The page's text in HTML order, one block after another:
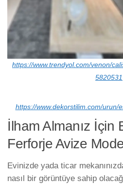
https://www.trendyol.com/venon/
5820531
https://www.dekorstilim.com/urun/
İlham Almanız İçin
Ferforje Avize
Evinizde yada ticar
nasıl bir görüntüye sahip